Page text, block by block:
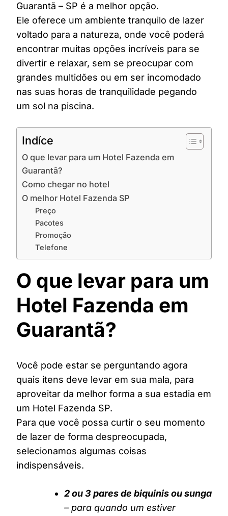
Guarantã – SP é a melhor opção.
Ele oferece um ambiente tranquilo de lazer
voltado para a natureza, onde você poderá
encontrar muitas opções incríveis para se
divertir e relaxar, sem se preocupar com
grandes multidões ou em ser incomodado
nas suas horas de tranquilidade pegando
um sol na piscina.
Indíce
O que levar para um Hotel Fazenda em
Guarantã?
Como chegar no hotel
O melhor Hotel Fazenda SP
Preço
Pacotes
Promoção
Telefone
O que levar para um
Hotel Fazenda em
Guarantã?
Você pode estar se perguntando agora
quais itens deve levar em sua mala, para
aproveitar da melhor forma a sua estadia em
um Hotel Fazenda SP.
Para que você possa curtir o seu momento
de lazer de forma despreocupada,
selecionamos algumas coisas
indispensáveis.
2 ou 3 pares de biquinis ou sunga
– para quando um estiver